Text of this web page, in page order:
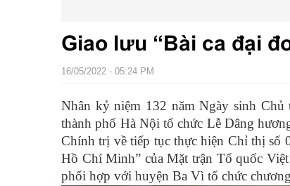
Giao lưu “Bài ca đại
16/05/2022 - 05:24 PM
Nhân kỷ niệm 132 năm Ngày sinh
thành phố Hà Nội tổ chức Lễ Dâng
Chính trị về tiếp tục thực hiện Chỉ thị số
Hồ Chí Minh” của Mặt trận Tổ quốc
phối hợp với huyện Ba Vì tổ chức